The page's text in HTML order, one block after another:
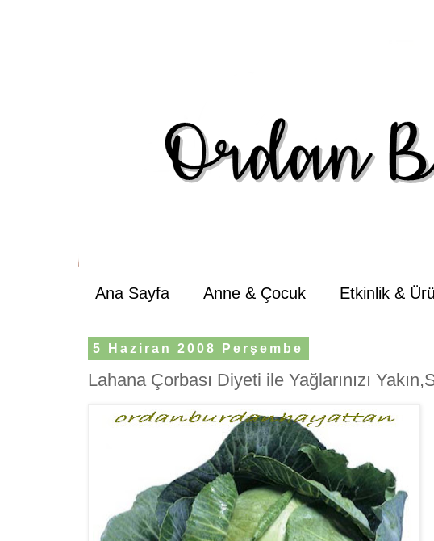
Ana Sayfa Anne & Çocuk Etkinlik &
5 Haziran 2008 Perşembe
Lahana Çorbası Diyeti ile Yağlarınızı